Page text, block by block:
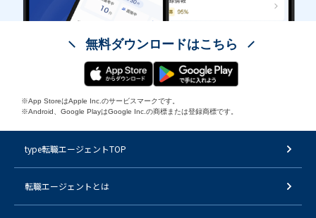
無料ダウンロードはこちら
※App StoreはApple Inc.のサービスマークです。
※Android、Google PlayはGoogle Inc.の商標または登録商標です。
type転職エージェントTOP
転職エージェントとは